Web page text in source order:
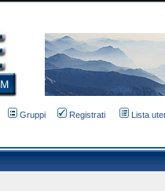
Gruppi Registrati Lista